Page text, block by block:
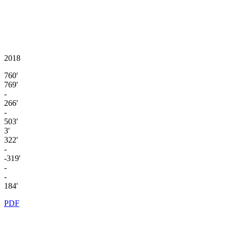
2018
760'
769'
-
266'
-
503'
3'
322'
-
-319'
-
-
184'
PDF